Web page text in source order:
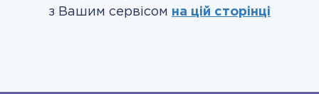
з Вашим сервісом на цій сторінці